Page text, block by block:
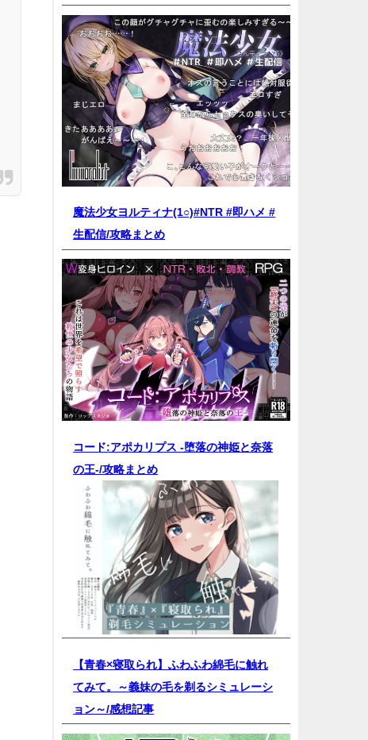
魔法少女ヨルティナ(1○)#NTR #即ハメ #
生配信/攻略まとめ
コード:アポカリプス -堕落の神姫と奈落
の王-/攻略まとめ
【青春×寝取られ】ふわふわ綿毛に触れ
てみて。～義妹の毛を剃るシミュレーシ
ョン～/感想記事